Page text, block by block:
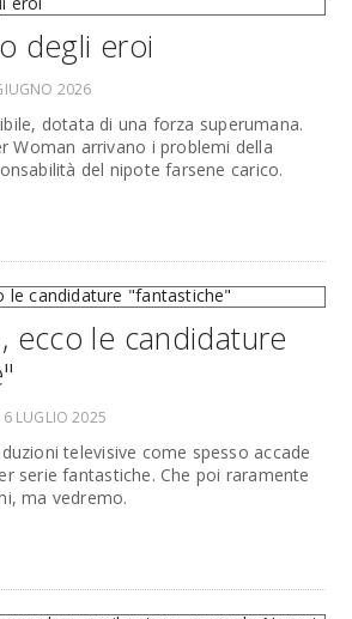
degli eroi
2026
dotata di una forza superumana.
Woman arrivano i problemi della
del nipote farsene carico.
ecco le candidature
LUGLIO 2025
televisive come spesso accade
serie fantastiche. Che poi raramente
ma vedremo.